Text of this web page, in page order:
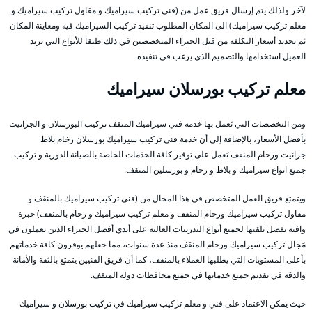
لآخر ولذلك يتم إرسال فريق عمل من (فنى تركيب سيراميك و مقاول تركيب سيراميك و
معلم تركيب سيراميك) الى المكان المطلوب تنفيذ تركيب السيراميك فيه ومعاينة المكان
ثم تحديد أسعار التكلفة من قبل الخبراء المتخصصين في ذلك طبقا للأنواع التي يريد
العميل استخدامها والتصميم الذي يرغب في تنفيذه.
معلمتركيب بورسلان سيراميك
ومن التخصصات التي تَعمل بها خدمة فني سيراميك المنقف تركيب البورسلان و الجرانيت
بأفضل الأسعار، بالإضافة إلى أن خدمة فني تركيب سيراميك بورسلان رخام بلاط
جرانيت ورخام المنقف تَعمل على توفير كافة الخدَمات الخاصة بالصيانة الدورية و تركيب
جميع انواع سيراميك و بلاط و رخام و بورسلين المنقف.
ويتمتع فريق العمل المتخصص في هذا المجال من (فني تركيب سيراميك بالمنقف و
مقاول تركيب سيراميك ورخام المنقف و معلم تركيب سيراميك و رخام بالمنقف) خبرة
وافية بفضل تلقيها لجميع أنواع التدريبات العالية على أيدي أفضل الخبراء الذين يعملون في
مَجال تركيب سيراميك ورخام المنقف منذ عدة سنوات، مما جعلهم يوفرون كافة خدماتهم
بأعلى المستويات التي يطلبها العملاء بالمنقف، كما أن فريق الفنيين يتمتع بالثقة والأمانة
والدقة في تقديم جميع خدماتها في جميع محافظات دولة المنقف.
حيث يمكن الاعتماد على فني و معلم تركيب سيراميك في تركيب بورسلان و سيراميك